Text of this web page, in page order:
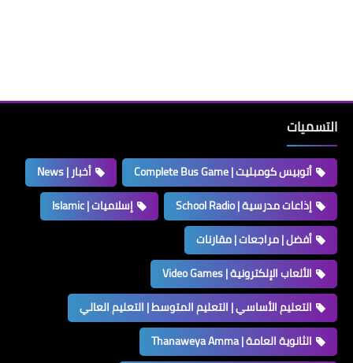
التسميات
أتوبيس كومبليت | Complete Bus Game
أخبار | News
إذاعات مدرسية | School Radio
إسلاميات | Islamic
أفضل | مراجعات | مقارنات
الألعاب الإلكترونية | Video Games
التعليم الأساسي | التعليم المتوسط | التعليم العالي
الثانوية العامة | Thanaweya Amma